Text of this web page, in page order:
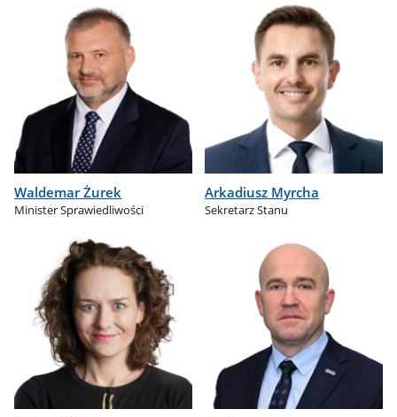
Waldemar Żurek
Minister Sprawiedliwości
Arkadiusz Myrcha
Sekretarz Stanu